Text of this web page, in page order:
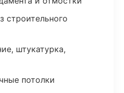
строительного
штукатурка,
потолки